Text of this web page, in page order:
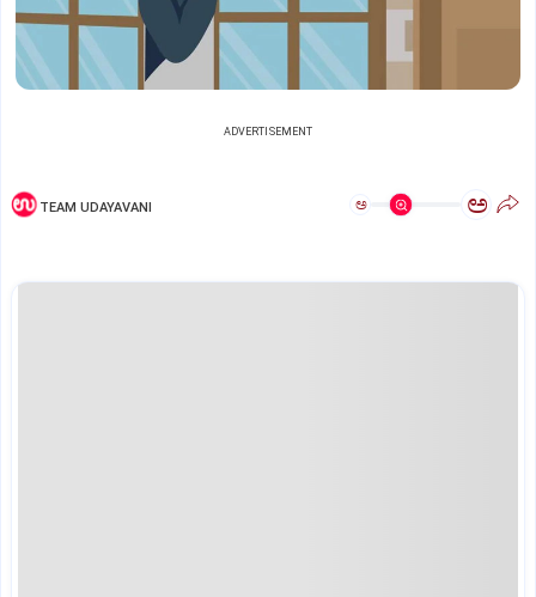
ADVERTISEMENT
TEAM UDAYAVANI ಅ ಅ